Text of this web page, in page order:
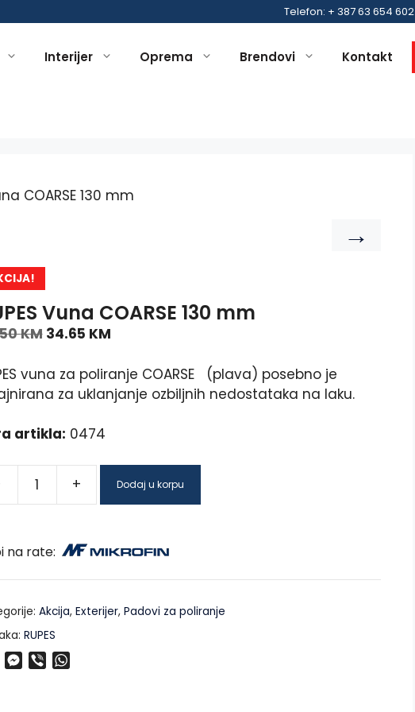
Telefon: + 387 63 654 602
Interijer Oprema Brendovi Kontakt
COARSE 130 mm
→
Vuna COARSE 130 mm
KM 34.65 KM
vuna za poliranje COARSE (plava) posebno je
za uklanjanje ozbiljnih nedostataka na laku.
artikla: 0474
+ Dodaj u korpu
na rate:
Akcija, Exterijer, Padovi za poliranje
RUPES
M